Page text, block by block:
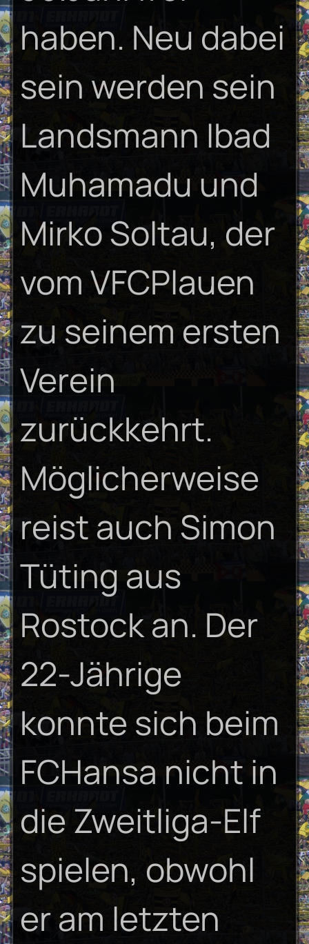
haben. Neu dabei
sein werden sein
Landsmann Ibad
Muhamadu und
Mirko Soltau, der
vom VFCPlauen
zu seinem ersten
Verein
zurückkehrt.
Möglicherweise
reist auch Simon
Tüting aus
Rostock an. Der
22-Jährige
konnte sich beim
FCHansa nicht in
die Zweitliga-Elf
spielen, obwohl
er am letzten